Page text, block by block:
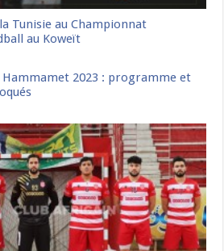
Tunisie au Championnat
au Koweït
2023 : programme et